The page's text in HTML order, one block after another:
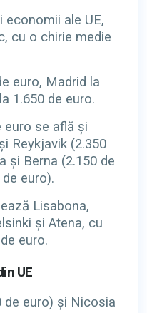
economii ale UE,
cu o chirie medie
euro, Madrid la
1.650 de euro.
euro se află și
Reykjavik (2.350
și Berna (2.150 de
euro).
Lisabona,
și Atena, cu
euro.
UE
de euro) și Nicosia